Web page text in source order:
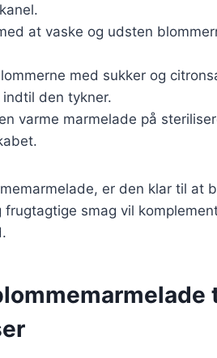
at vaske og udsten
med sukker og
den tykner.
varme marmelade på
er den klar til at
frugtagtige smag vil